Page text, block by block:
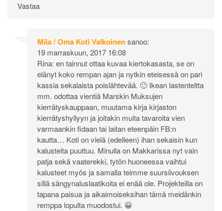
Vastaa
Miia / Oma Koti Valkoinensanoo:
19 marraskuun, 2017 16:08
Rina: en tainnut ottaa kuvaa kiertokasasta, se on
elänyt koko rempan ajan ja nytkin eteisessä on pari
kassia sekalaista poislähtevää. 🙂 Ikean lastenteltta
mm. odottaa vientiä Marskin Muksujen
kierrätyskauppaan, muutama kirja kirjaston
kierrätyshyllyyn ja joitakin muita tavaroita vien
varmaankin fidaan tai laitan eteenpäin FB:n
kautta… Koti on vielä (edelleen) ihan sekaisin kun
kalusteita puuttuu. Minulla on Makkarissa nyt vain
patja sekä vaaterekki, tytön huoneessa vaihtui
kalusteet myös ja samalla teimme suursiivouksen
sillä sängynaluslaatikoita ei enää ole. Projekteilla on
tapana paisua ja aikaimoiseksihan tämä meidänkin
remppa lopulta muodostui. 😀